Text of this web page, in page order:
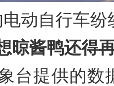
动自行车
晾酱鸭还得
台提供的数